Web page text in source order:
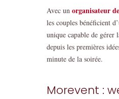
Avec un organisateur
les couples bénéficient
unique capable de
depuis les premières
minute de la soirée.
Morevent :